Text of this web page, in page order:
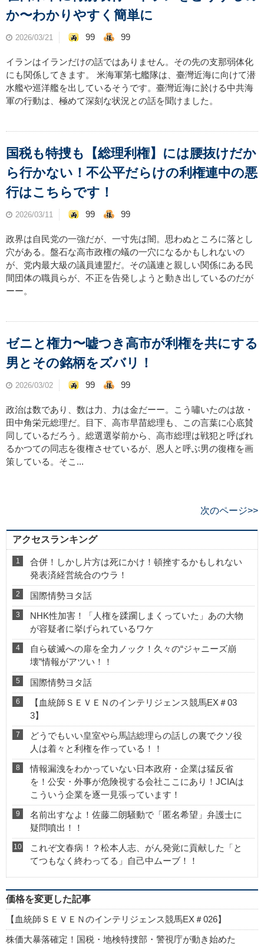
か〜わかりやすく簡単に
2026/03/21 99 99
イランはイランだけの話ではありません。その先の支那弱体化
にも関係してきます。 米海軍第七艦隊は、臺灣近海に向けて潜
水艦や巡洋艦を出しているそうです。臺灣近海に於ける中共海
軍の行動は、極めて深刻な状況との話を聞けました。
国税も特捜も【総理利権】には腰抜けだか
ら行かない！不公平だらけの利権連中の悪
行はこちらです！
2026/03/11 99 99
政界は自民党の一強だが、一寸先は闇。思わぬところに落とし
穴がある。盤石な高市政権の蟻の一穴になるかもしれないの
が、党内最大級の議員連盟だ。その議連と親しい関係にある民
間団体の職員らが、不正を告発しようと動き出しているのだが
ーー。
ゼニと権力〜嘘つき高市が利権を共にする
男とその銘柄をズバリ！
2026/03/02 99 99
政治は数であり、数は力、力は金だーー。こう嘯いたのは故・
田中角栄元総理だ。目下、高市早苗総理も、この言葉に心底賛
同しているだろう。総選選挙前から、高市総理は戦犯と呼ばれ
るかつての同志を復権させているが、恩人と呼ぶ男の復権を画
策している。そこ...
次のページ>>
アクセスランキング
合併！しかし片方は死にかけ！頓挫するかもしれない
発表済経営統合のウラ！
国際情勢ヨタ話
NHK性加害！「人権を蹂躙しまくっていた」あの大物
が容疑者に挙げられているワケ
自ら破滅への扉を全力ノック！久々の“ジャニーズ崩
壊”情報がアツい！！
国際情勢ヨタ話
【血統師ＳＥＶＥＮのインテリジェンス競馬EX＃03
3】
どうでもいい皇室やら馬詰総理らの話しの裏でクソ役
人は着々と利権を作っている！！
情報漏洩をわかっていない日本政府・企業は猛反省
を！公安・外事が危険視する会社ここにあり！JCIAは
こういう企業を逐一見張っています！
名前出すなよ！佐藤二朗騒動で「匿名希望」弁護士に
疑問噴出！！
これぞ文春病！？松本人志、がん発覚に貢献した「と
てつもなく終わってる」自己中ムーブ！！
価格を変更した記事
【血統師ＳＥＶＥＮのインテリジェンス競馬EX＃026】
株価大暴落確定！国税・地検特捜部・警視庁が動き始めた